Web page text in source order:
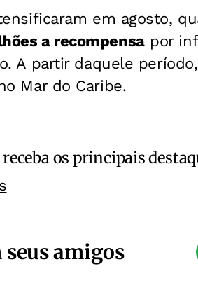
em agosto,
a recompensapor
A partir daquele
Mar do Caribe.
os principais
amigos